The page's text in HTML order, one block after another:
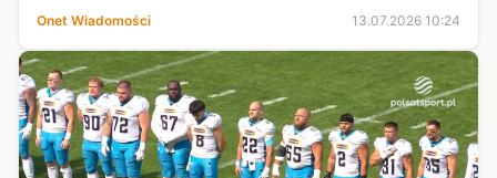
Onet Wiadomości
13.07.2026 10:24